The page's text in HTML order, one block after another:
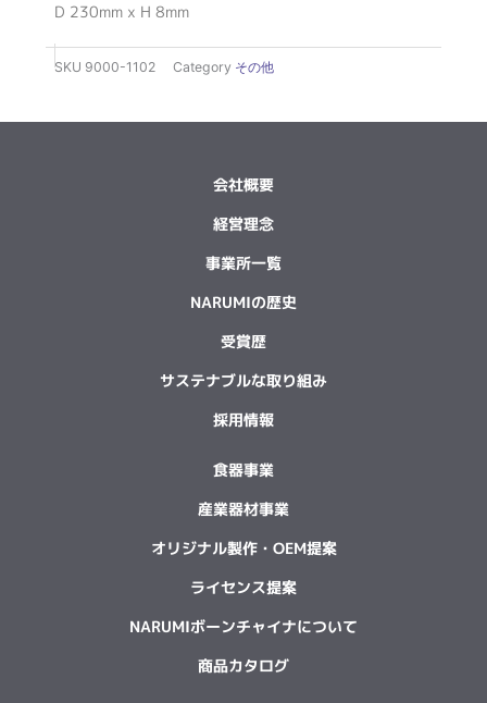
D 230mm x H 8mm
SKU 9000-1102 Category その他
会社概要
経営理念
事業所一覧
NARUMIの歴史
受賞歴
サステナブルな取り組み
採用情報
食器事業
産業器材事業
オリジナル製作・OEM提案
ライセンス提案
NARUMIボーンチャイナについて
商品カタログ